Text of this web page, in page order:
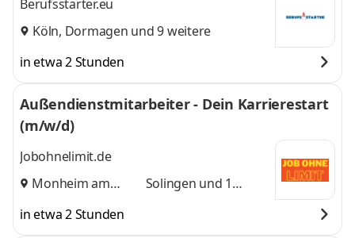
Berufsstarter.eu
Köln, Dormagen und 9 weitere
in etwa 2 Stunden
Außendienstmitarbeiter - Dein Karrierestart
(m/w/d)
Jobohnelimit.de
Monheim am
Solingen und 1
in etwa 2 Stunden